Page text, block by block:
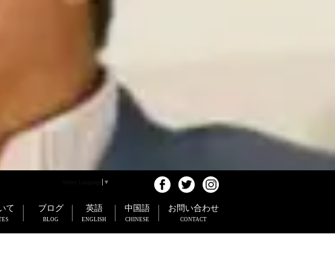
▼
て ブログ
BLOG
英語
ENGLISH
中国語
CHINESE
お問い合わせ
CONTACT